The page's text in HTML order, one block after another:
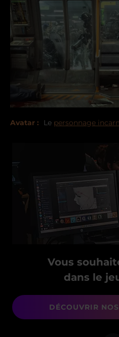
Vous
dans le
DÉCOUVRIR
Avatar : Le personnage